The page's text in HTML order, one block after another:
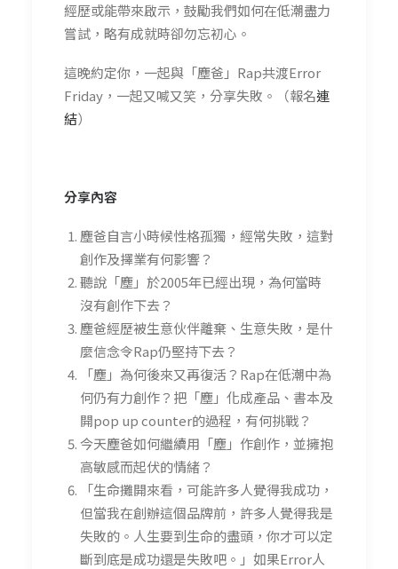
經歷或能帶來啟示，鼓勵我們如何在低潮盡力
嘗試，略有成就時卻勿忘初心。
這晚約定你，一起與「塵爸」 Rap共渡Error
Friday ，一起又喊又笑，分享失敗。（報名連
結）
分享內容
塵爸自言小時候性格孤獨，經常失敗，這對
創作及擇業有何影響？
聽說「塵」於2005年已經出現，為何當時
沒有創作下去？
塵爸經歷被生意伙伴離棄、生意失敗，是什
麼信念令Rap仍堅持下去？
「塵」為何後來又再復活？Rap在低潮中為
何仍有力創作？把「塵」化成產品、書本及
開pop up counter的過程，有何挑戰？
今天塵爸如何繼續用「塵」作創作，並擁抱
高敏感而起伏的情緒？
「生命攤開來看，可能許多人覺得我成功，
但當我在創辦這個品牌前，許多人覺得我是
失敗的。人生要到生命的盡頭，你才可以定
斷到底是成功還是失敗吧。」如果Error人